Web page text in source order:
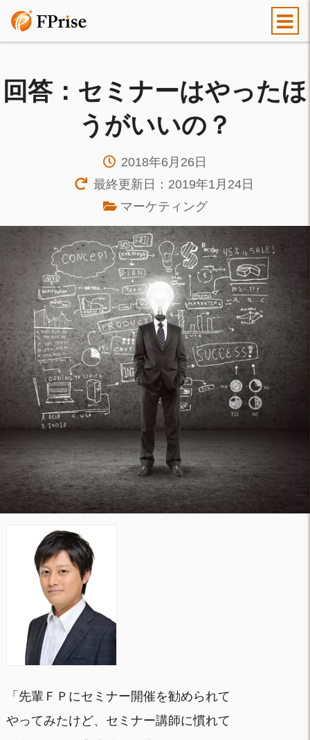
回答：セミナーはやったほ
うがいいの？
2018年6月26日
最終更新日：2019年1月24日
マーケティング
「先輩ＦＰにセミナー開催を勧められて
やってみたけど、セミナー講師に慣れて